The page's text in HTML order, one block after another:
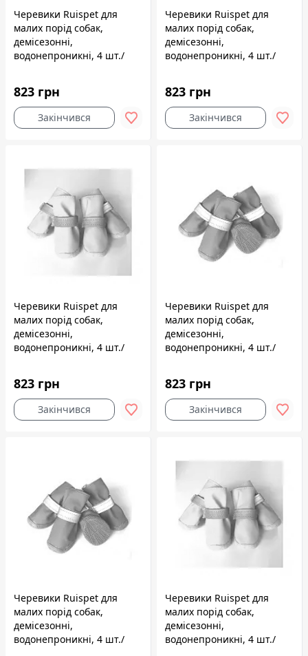
Черевики Ruispet для
малих порід собак,
демісезонні,
водонепроникні, 4 шт./
823 грн
Закінчився
Черевики Ruispet для
малих порід собак,
демісезонні,
водонепроникні, 4 шт./
823 грн
Закінчився
Черевики Ruispet для
малих порід собак,
демісезонні,
водонепроникні, 4 шт./
823 грн
Закінчився
Черевики Ruispet для
малих порід собак,
демісезонні,
водонепроникні, 4 шт./
823 грн
Закінчився
Черевики Ruispet для
малих порід собак,
демісезонні,
водонепроникні, 4 шт./
Черевики Ruispet для
малих порід собак,
демісезонні,
водонепроникні, 4 шт./